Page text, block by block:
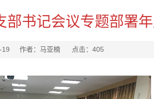
书记会议专题部署
19 作者：马亚楠 点击： 405